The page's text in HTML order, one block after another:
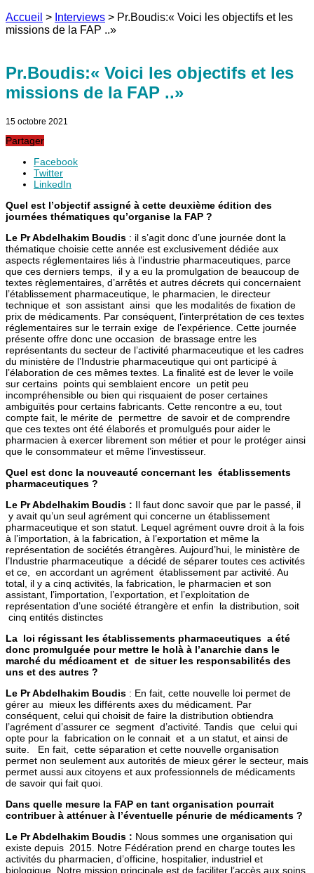
Accueil > Interviews > Pr.Boudis:« Voici les objectifs et les
missions de la FAP ..»
Pr.Boudis:« Voici les objectifs et les
missions de la FAP ..»
15 octobre 2021
Partager
Facebook
Twitter
LinkedIn
Quel est l’objectif assigné à cette deuxième édition des
journées thématiques qu’organise la FAP ?
Le Pr Abdelhakim Boudis : il s’agit donc d’une journée dont la
thématique choisie cette année est exclusivement dédiée aux
aspects réglementaires liés à l’industrie pharmaceutiques, parce
que ces derniers temps, il y a eu la promulgation de beaucoup de
textes règlementaires, d’arrêtés et autres décrets qui concernaient
l’établissement pharmaceutique, le pharmacien, le directeur
technique et son assistant ainsi que les modalités de fixation de
prix de médicaments. Par conséquent, l’interprétation de ces textes
réglementaires sur le terrain exige de l’expérience. Cette journée
présente offre donc une occasion de brassage entre les
représentants du secteur de l’activité pharmaceutique et les cadres
du ministère de l’Industrie pharmaceutique qui ont participé à
l’élaboration de ces mêmes textes. La finalité est de lever le voile
sur certains points qui semblaient encore un petit peu
incompréhensible ou bien qui risquaient de poser certaines
ambiguïtés pour certains fabricants. Cette rencontre a eu, tout
compte fait, le mérite de permettre de savoir et de comprendre
que ces textes ont été élaborés et promulgués pour aider le
pharmacien à exercer librement son métier et pour le protéger ainsi
que le consommateur et même l’investisseur.
Quel est donc la nouveauté concernant les établissements
pharmaceutiques ?
Le Pr Abdelhakim Boudis : Il faut donc savoir que par le passé, il
y avait qu’un seul agrément qui concerne un établissement
pharmaceutique et son statut. Lequel agrément ouvre droit à la fois
à l’importation, à la fabrication, à l’exportation et même la
représentation de sociétés étrangères. Aujourd’hui, le ministère de
l’Industrie pharmaceutique a décidé de séparer toutes ces activités
et ce, en accordant un agrément établissement par activité. Au
total, il y a cinq activités, la fabrication, le pharmacien et son
assistant, l’importation, l’exportation, et l’exploitation de
représentation d’une société étrangère et enfin la distribution, soit
cinq entités distinctes
La loi régissant les établissements pharmaceutiques a été
donc promulguée pour mettre le holà à l’anarchie dans le
marché du médicament et de situer les responsabilités des
uns et des autres ?
Le Pr Abdelhakim Boudis : En fait, cette nouvelle loi permet de
gérer au mieux les différents axes du médicament. Par
conséquent, celui qui choisit de faire la distribution obtiendra
l’agrément d’assurer ce segment d’activité. Tandis que celui qui
opte pour la fabrication on le connait et a un statut, et ainsi de
suite. En fait, cette séparation et cette nouvelle organisation
permet non seulement aux autorités de mieux gérer le secteur, mais
permet aussi aux citoyens et aux professionnels de médicaments
de savoir qui fait quoi.
Dans quelle mesure la FAP en tant organisation pourrait
contribuer à atténuer à l’éventuelle pénurie de médicaments ?
Le Pr Abdelhakim Boudis : Nous sommes une organisation qui
existe depuis 2015. Notre Fédération prend en charge toutes les
activités du pharmacien, d’officine, hospitalier, industriel et
biologique. Notre mission principale est de faciliter l’accès aux soins,